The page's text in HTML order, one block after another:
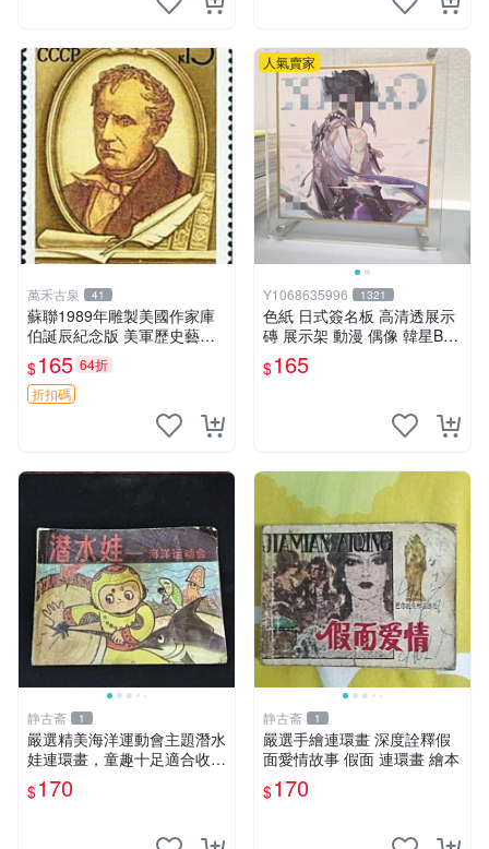
萬禾古泉 41
蘇聯1989年雕製美國作家庫
伯誕辰紀念版 美軍歷史藝術
品 耶魯出身 庫合作曲家紀念
收藏嚴選
$165 64折
折扣碼
人氣賣家
Y1068635996 1321
色紙 日式簽名板 高清透展示
磚 展示架 動漫 偶像 韓星BT
S hololive 大號 凹槽182*202
mm
$165
静古斋 1
嚴選精美海洋運動會主題潛水
娃連環畫，童趣十足適合收藏
海洋運動會 潛水娃 連環畫
$170
静古斋 1
嚴選手繪連環畫 深度詮釋假
面愛情故事 假面 連環畫 繪本
$170